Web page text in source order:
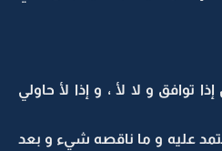
توافق و لا لأ ، و إذا لأ حاولي
عليه و ما ناقصه شيء و بعد